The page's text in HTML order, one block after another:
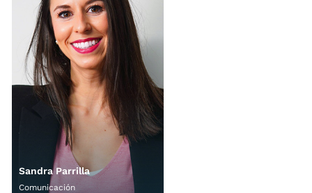
Sandra Parrilla
Comunicación